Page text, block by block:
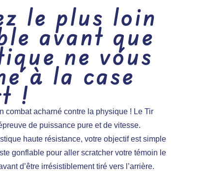
le plus loin
avant que
ne vous
à la case
!
combat acharné contre la physique ! Le Tir
de puissance pure et de vitesse.
haute résistance, votre objectif est simple
gonflable pour aller scratcher votre témoin le
d’être irrésistiblement tiré vers l’arrière.